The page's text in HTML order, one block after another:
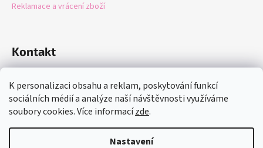
K personalizaci obsahu a reklam, poskytování funkcí
sociálních médií a analýze naší návštěvnosti využíváme
soubory cookies. Více informacízde.
Nastavení
Reklamace a vrácení zboží
Kontakt
+420721247942